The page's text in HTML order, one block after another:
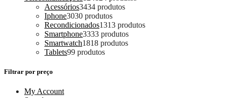
Acessórios3434 produtos
Iphone3030 produtos
Recondicionados1313 produtos
Smartphone3333 produtos
Smartwatch1818 produtos
Tablets99 produtos
Filtrar por preço
My Account